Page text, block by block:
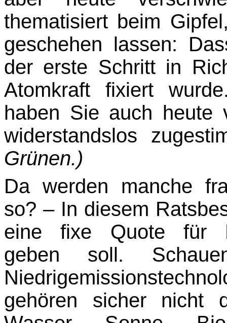
thematisiert beim
geschehen lassen:
der erste Schritt in
Atomkraft fixiert
haben Sie auch heute
widerstandslos
Grünen.)
Da werden manche
so? – In diesem
eine fixe Quote für
geben soll.
gehören sicher nicht